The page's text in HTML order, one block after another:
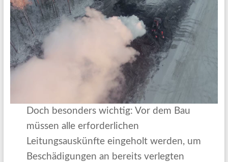
Doch besonders wichtig: Vor dem Bau
müssen alle erforderlichen
Leitungsauskünfte eingeholt werden, um
Beschädigungen an bereits verlegten